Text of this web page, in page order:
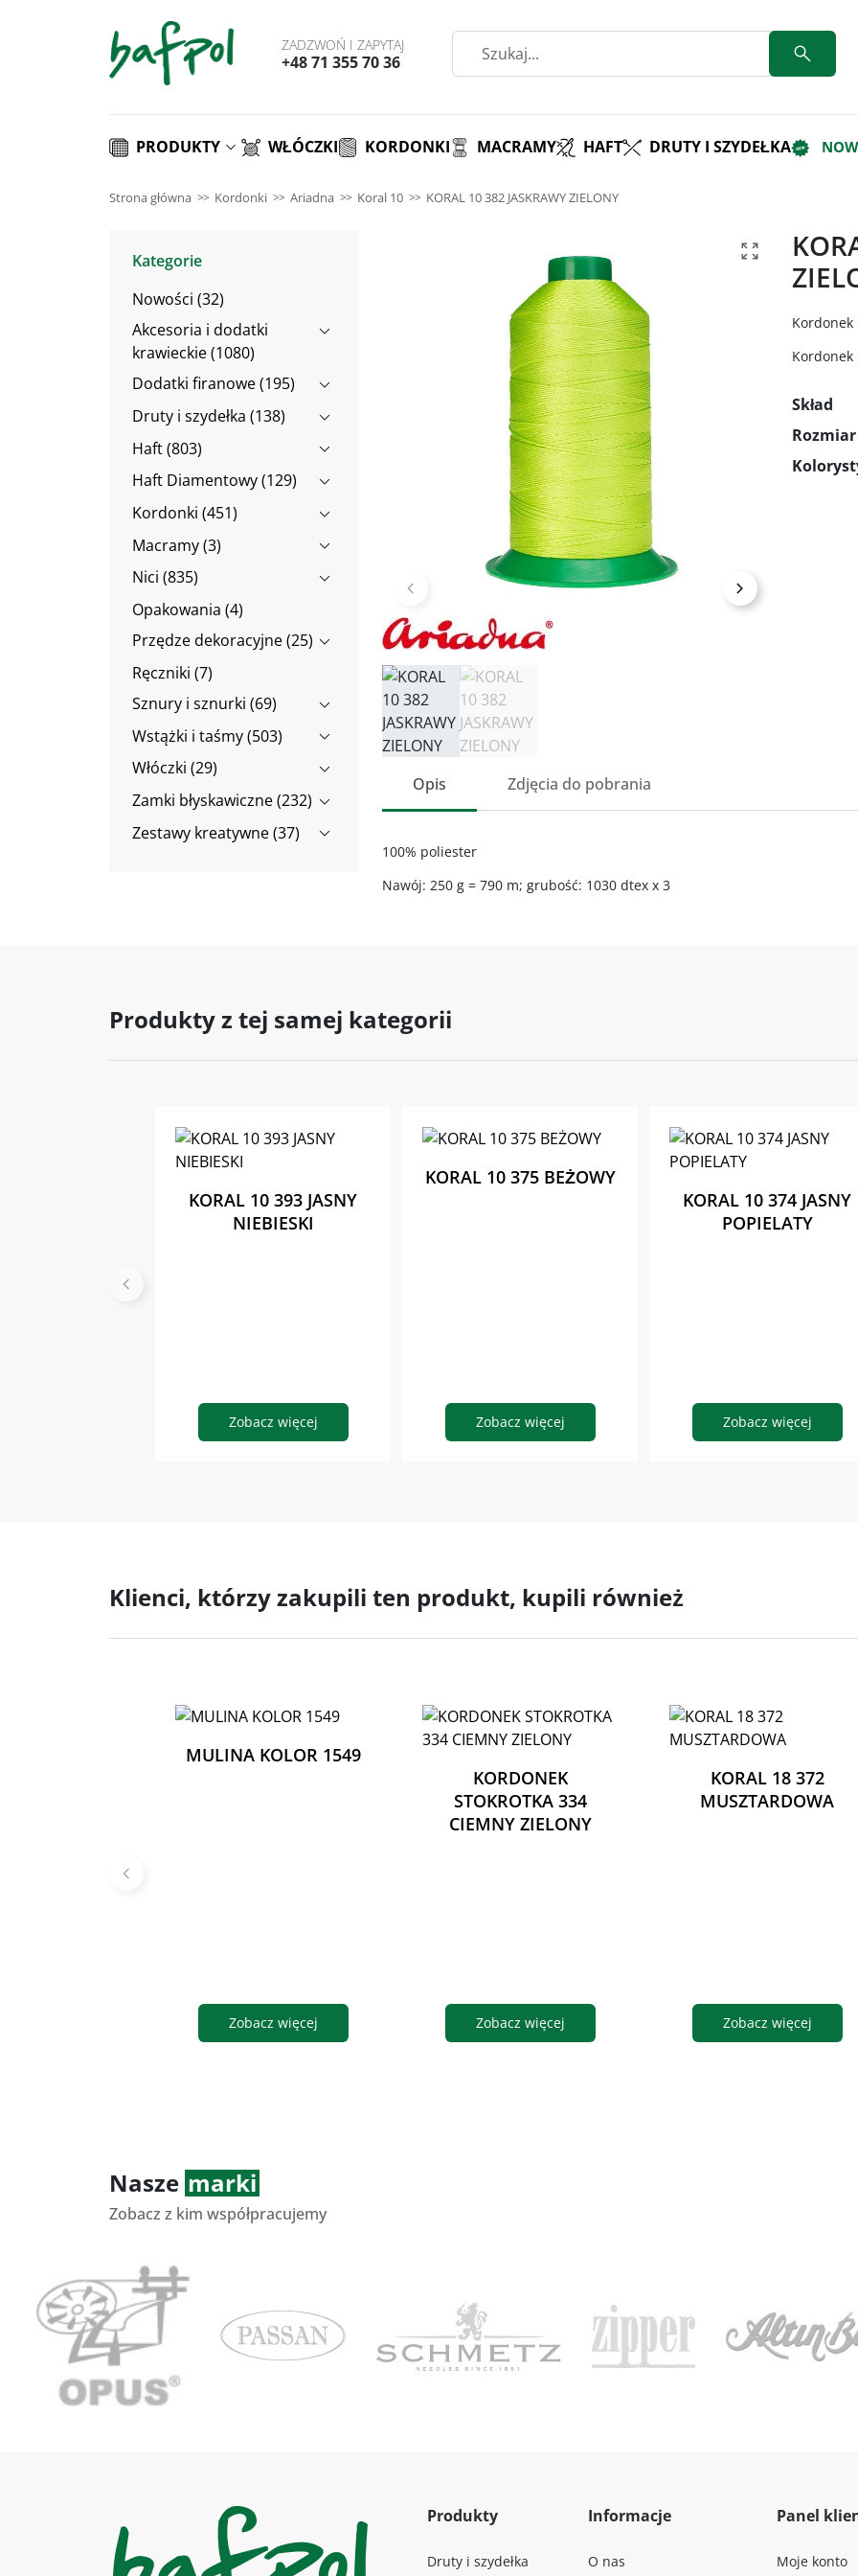
ZADZWOŃ I ZAPYTAJ
+48 71 355 70 36
PRODUKTY WŁÓCZKI KORDONKI MACRAMY HAFT DRUTY I SZYDEŁKA
Strona główna Kordonki Ariadna Koral 10 KORAL 10 382 JASKRAWY ZIELONY
Kategorie
Nowości (32)
Akcesoria i dodatki
krawieckie (1080)
Dodatki firanowe (195)
Druty i szydełka (138)
Haft (803)
Haft Diamentowy (129)
Kordonki (451)
Macramy (3)
Nici (835)
Opakowania (4)
Przędze dekoracyjne (25)
Ręczniki (7)
Sznury i sznurki (69)
Wstążki i taśmy (503)
Włóczki (29)
Zamki błyskawiczne (232)
Zestawy kreatywne (37)
Poprzedni Następny
Kordonek
Skład
Rozmiar
Opis Zdjęcia do pobrania
100% poliester
Nawój: 250 g = 790 m; grubość: 1030 dtex x 3
Produkty z tej samej kategorii
KORAL 10 393 JASNY
NIEBIESKI
Zobacz więcej
KORAL 10 375 BEŻOWY
Zobacz więcej
KORAL 10 374 JASNY
POPIELATY
Zobacz więcej
Klienci, którzy zakupili ten produkt, kupili również
MULINA KOLOR 1549
Zobacz więcej
KORDONEK
STOKROTKA 334
CIEMNY ZIELONY
Zobacz więcej
KORAL 18 372
MUSZTARDOWA
Zobacz więcej
Nasze marki
Zobacz z kim współpracujemy
Produkty
Druty i szydełka
Informacje
O nas
Panel
Moje konto